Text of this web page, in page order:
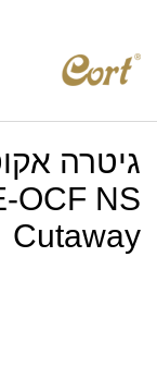
גיטרה
OCF NS
Cutaway